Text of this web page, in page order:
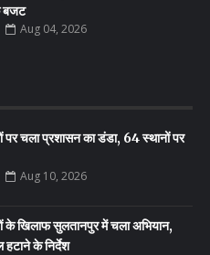
बजट
Aug 04, 2026
चला प्रशासन का डंडा, 64 स्थानों पर
Aug 10, 2026
के खिलाफ सुलतानपुर में चला अभियान,
हटाने के निर्देश